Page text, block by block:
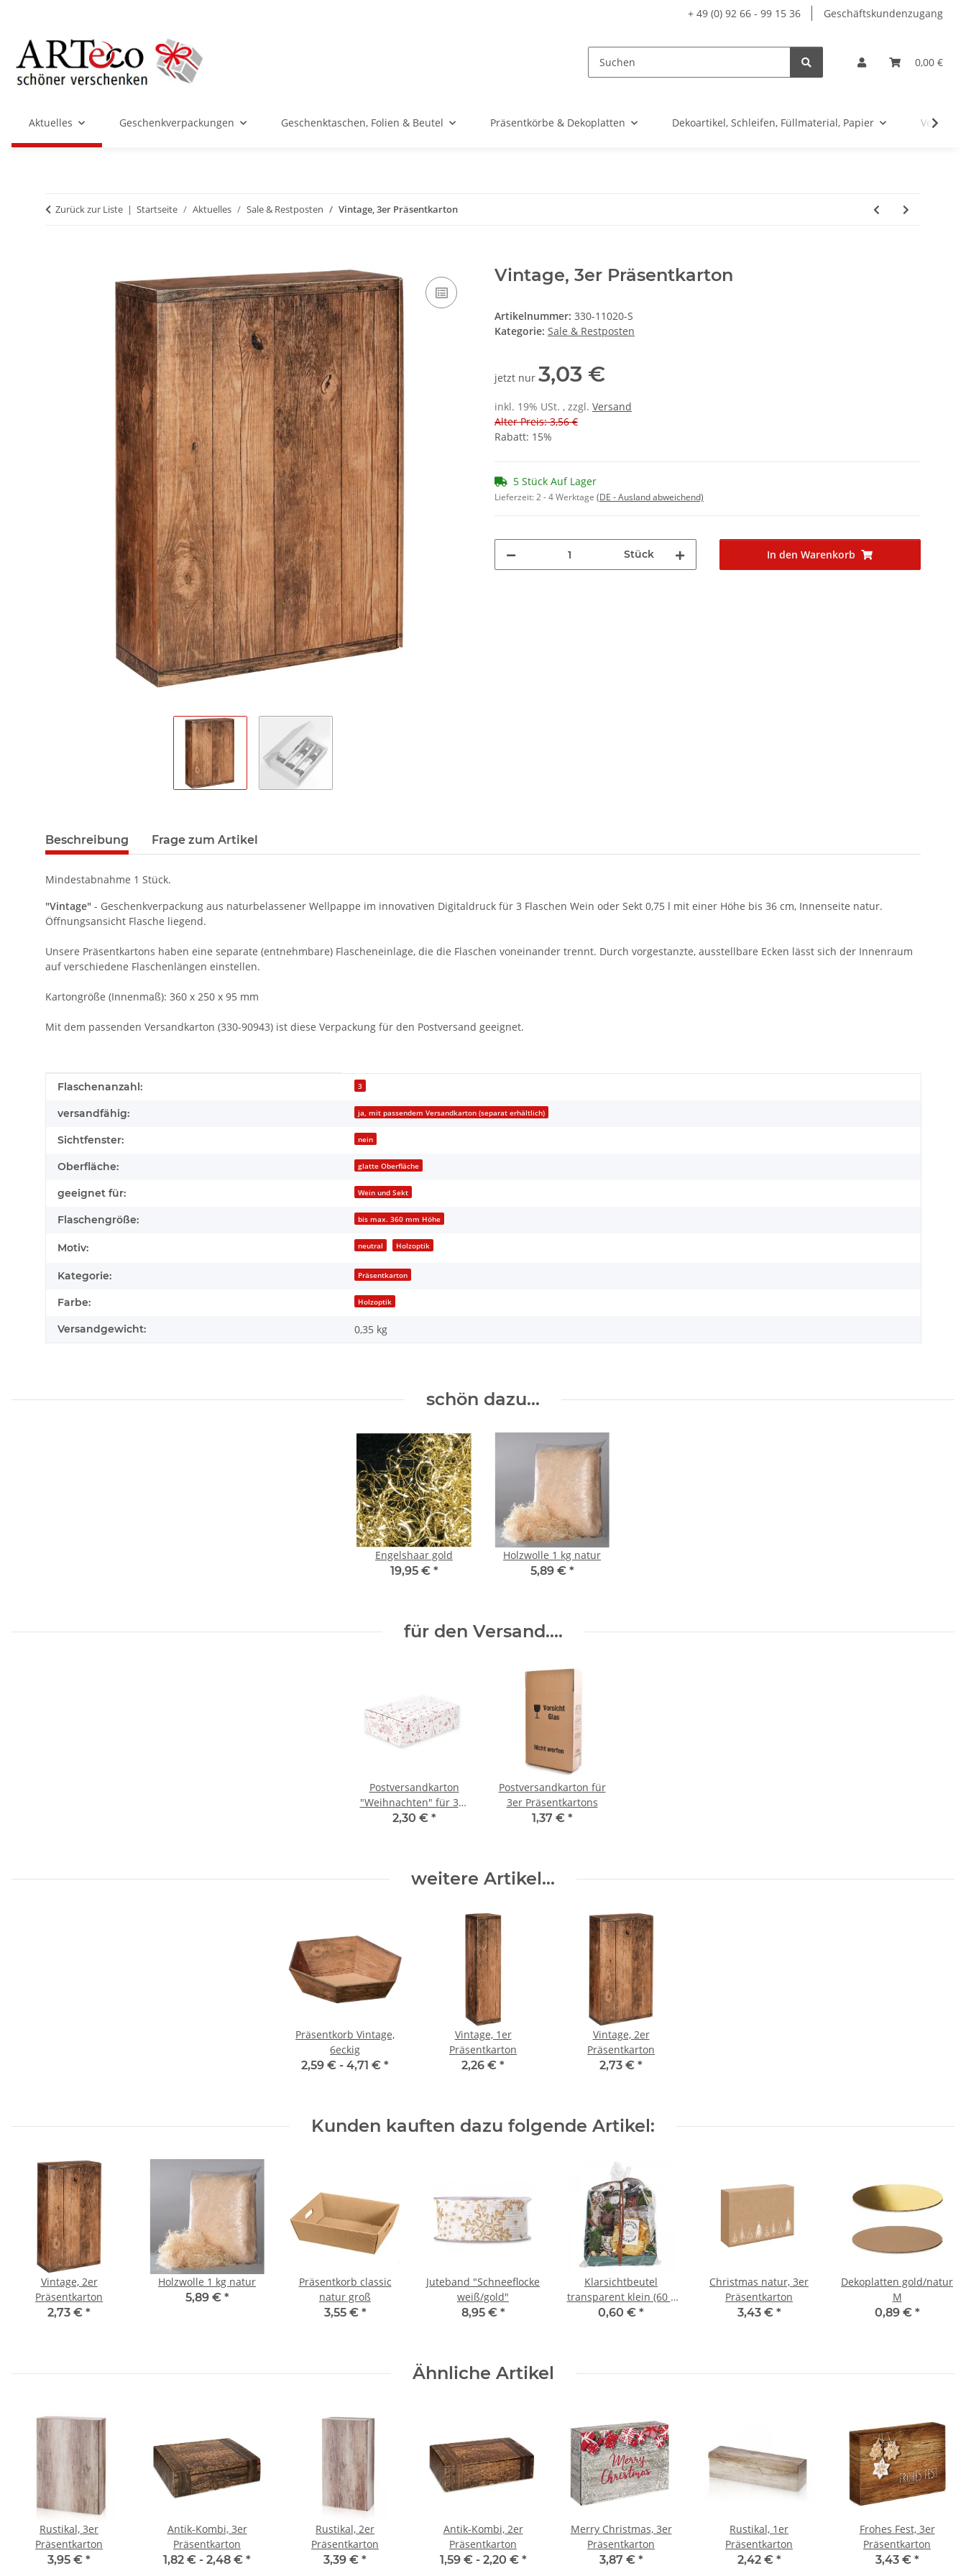
+ 49 (0) 92 66 - 99 15 36 Geschäftskundenzugang
0,00 €
Aktuelles Geschenkverpackungen Geschenktaschen, Folien & Beutel Präsentkörbe & Dekoplatten Dekoartikel, Schleifen, Füllmaterial, Papier
Zurück zur Liste Startseite Aktuelles Sale & Restposten Vintage, 3er Präsentkarton
Vintage, 3er Präsentkarton
Artikelnummer: 330-11020-S
Kategorie: Sale & Restposten
jetzt nur 3,03 €
inkl. 19% USt. , zzgl. Versand
Alter Preis: 3,56 €
Rabatt: 15%
5 Stück Auf Lager
Lieferzeit:2 - 4 Werktage (DE - Ausland abweichend)
Stück In den Warenkorb
Beschreibung Frage zum Artikel
Mindestabnahme 1 Stück.
"Vintage" - Geschenkverpackung aus naturbelassener Wellpappe im innovativen Digitaldruck für 3 Flaschen Wein oder Sekt 0,75 l mit einer Höhe bis 36 cm, Innenseite natur.
Öffnungsansicht Flasche liegend.
Unsere Präsentkartons haben eine separate (entnehmbare) Flascheneinlage, die die Flaschen voneinander trennt. Durch vorgestanzte, ausstellbare Ecken lässt sich der Innenraum
auf verschiedene Flaschenlängen einstellen.
Kartongröße (Innenmaß): 360 x 250 x 95 mm
Mit dem passenden Versandkarton (330-90943) ist diese Verpackung für den Postversand geeignet.
Produkteigenschaft
Wert
Flaschenanzahl: 3
versandfähig: ja, mit passendem Versandkarton (separat erhältlich)
Sichtfenster: nein
Oberfläche: glatte Oberfläche
geeignet für: Wein und Sekt
Flaschengröße: bis max. 360 mm Höhe
Motiv: neutral Holzoptik
Kategorie: Präsentkarton
Farbe: Holzoptik
Versandgewicht: 0,35 kg
schön dazu...
Engelshaar gold
19,95 € *
Holzwolle 1 kg natur
5,89 € *
für den Versand....
Postversandkarton
"Weihnachten" für 3er
Präsentkartons
2,30 € *
Postversandkarton für
3er Präsentkartons
1,37 € *
weitere Artikel...
Präsentkorb Vintage,
6eckig
2,59 € - 4,71 € *
Vintage, 1er
Präsentkarton
2,26 € *
Vintage, 2er
Präsentkarton
2,73 € *
Kunden kauften dazu folgende Artikel:
Vintage, 2er
Präsentkarton
2,73 € *
Holzwolle 1 kg natur
5,89 € *
Präsentkorb classic
natur groß
3,55 € *
Juteband "Schneeflocke
weiß/gold"
8,95 € *
Klarsichtbeutel
transparent klein (60 x
45 cm)
0,60 € *
Christmas natur, 3er
Präsentkarton
3,43 € *
Dekoplatten gold/natur
M
0,89 € *
Ähnliche Artikel
Rustikal, 3er
Präsentkarton
3,95 € *
Antik-Kombi, 3er
Präsentkarton
1,82 € - 2,48 € *
Rustikal, 2er
Präsentkarton
3,39 € *
Antik-Kombi, 2er
Präsentkarton
1,59 € - 2,20 € *
Merry Christmas, 3er
Präsentkarton
3,87 € *
Rustikal, 1er
Präsentkarton
2,42 € *
Frohes Fest, 3er
Präsentkarton
3,43 € *